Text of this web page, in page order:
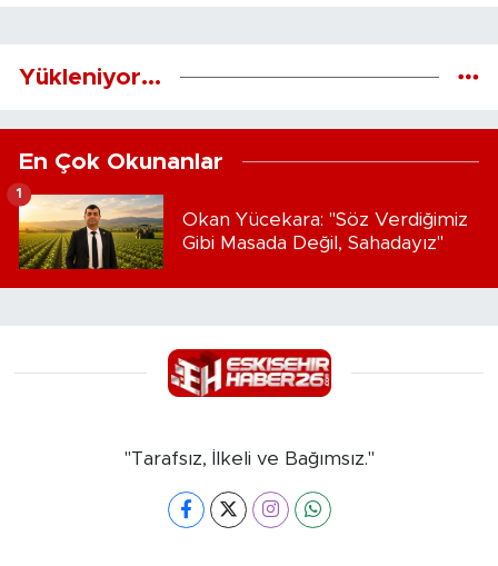
Yükleniyor...
En Çok Okunanlar
Okan Yücekara: "Söz Verdiğimiz
Gibi Masada Değil, Sahadayız"
1
"Tarafsız, İlkeli ve Bağımsız."